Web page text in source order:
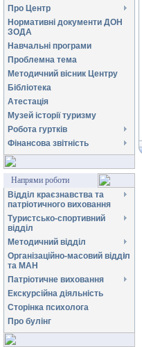
Про Центр
Нормативні документи ДОН
ЗОДА
Навчальні програми
Проблемна тема
Методичний вісник Центру
Бібліотека
Атестація
Музей історії туризму
Робота гуртків
Фінансова звітність
Напрями роботи
Відділ краєзнавства та
патріотичного виховання
Туристсько-спортивний
відділ
Методичний відділ
Організаційно-масовий відділ
та МАН
Патріотичне виховання
Екскурсійна діяльність
Сторінка психолога
Про булінг